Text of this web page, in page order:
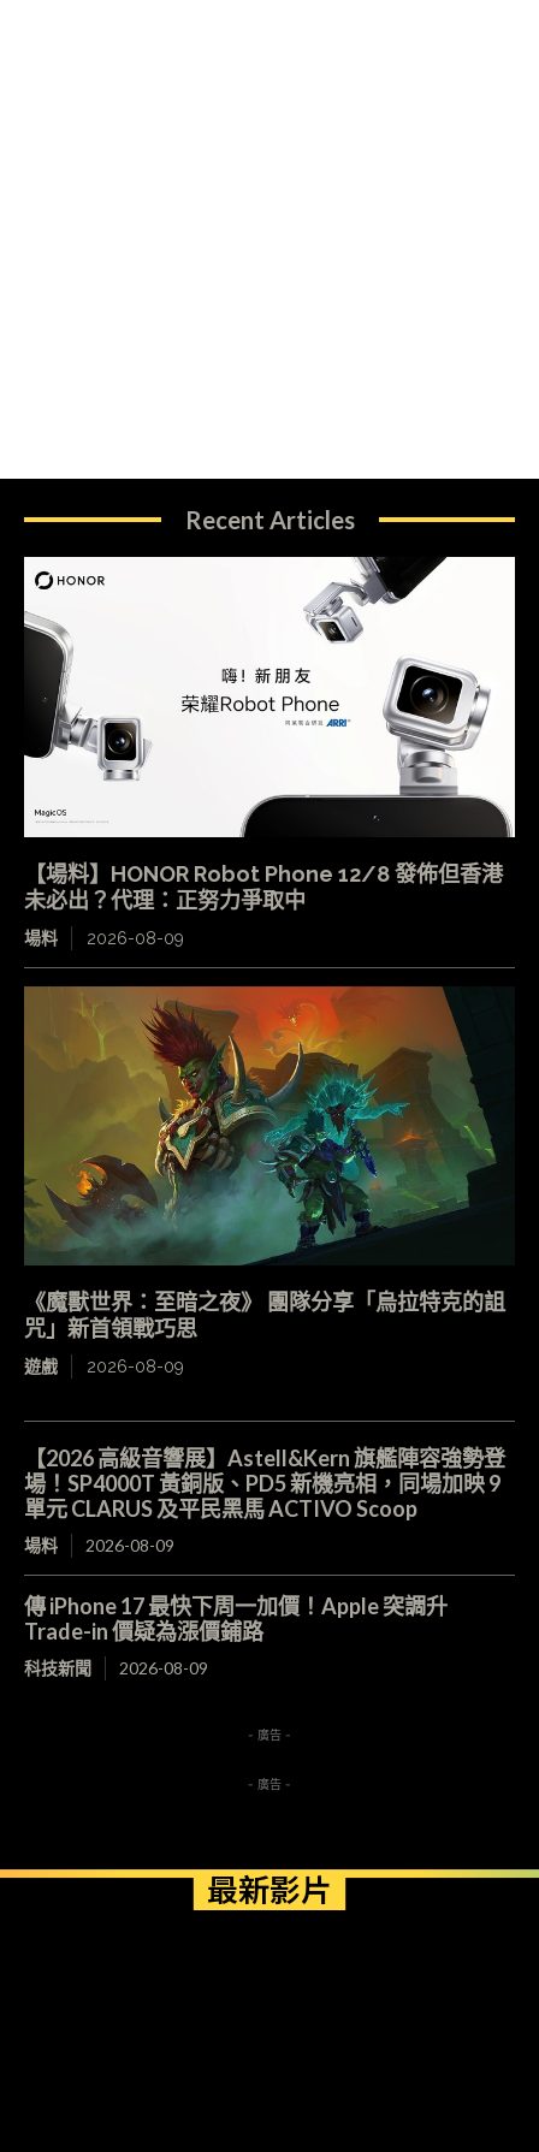
Recent Articles
【場料】HONOR Robot Phone 12/8 發佈但香港
未必出？代理：正努力爭取中
場料 2026-08-09
《魔獸世界：至暗之夜》 團隊分享「烏拉特克的詛
咒」新首領戰巧思
遊戲 2026-08-09
【2026 高級音響展】Astell&Kern 旗艦陣容強勢登
場！SP4000T 黃銅版、PD5 新機亮相，同場加映 9
單元 CLARUS 及平民黑馬 ACTIVO Scoop
場料 2026-08-09
傳 iPhone 17 最快下周一加價！Apple 突調升
Trade-in 價疑為漲價鋪路
科技新聞 2026-08-09
- 廣告 -
- 廣告 -
最新影片